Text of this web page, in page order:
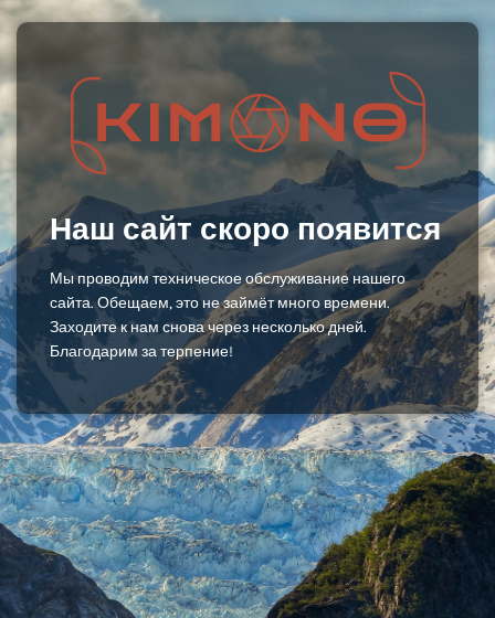
Наш сайт скоро появится
Мы проводим техническое обслуживание нашего
сайта. Обещаем, это не займёт много времени.
Заходите к нам снова через несколько дней.
Благодарим за терпение!